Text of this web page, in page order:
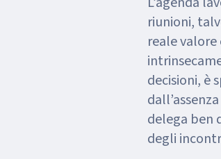
riunioni,
reale
decisioni, è
delega ben
degli